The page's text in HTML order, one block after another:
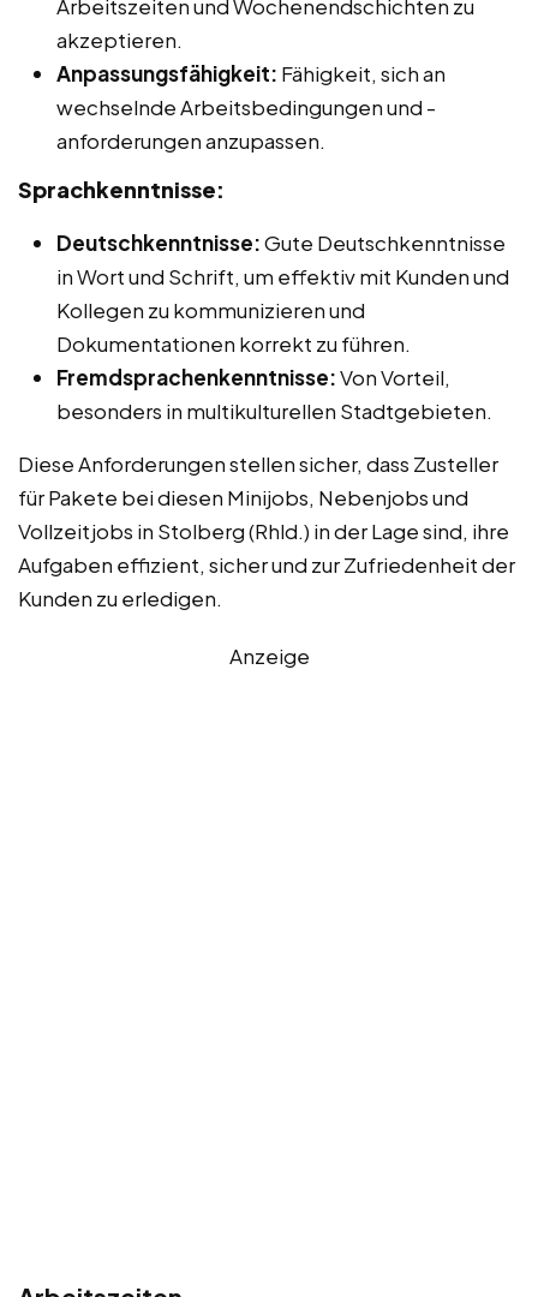
Arbeitszeiten und Wochenendschichten zu
akzeptieren.
Anpassungsfähigkeit: Fähigkeit, sich an
wechselnde Arbeitsbedingungen und -
anforderungen anzupassen.
Sprachkenntnisse:
Deutschkenntnisse:Gute Deutschkenntnisse
in Wort und Schrift, um effektiv mit Kunden und
Kollegen zu kommunizieren und
Dokumentationen korrekt zu führen.
Fremdsprachenkenntnisse:Von Vorteil,
besonders in multikulturellen Stadtgebieten.
Diese Anforderungen stellen sicher, dass Zusteller
für Pakete bei diesen Minijobs, Nebenjobs und
Vollzeitjobs in Stolberg (Rhld.) in der Lage sind, ihre
Aufgaben effizient, sicher und zur Zufriedenheit der
Kunden zu erledigen.
Anzeige